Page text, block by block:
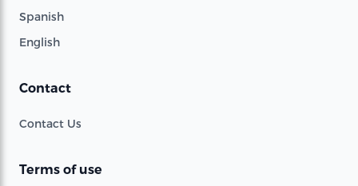
Spanish
English
Contact
Contact Us
Terms of use